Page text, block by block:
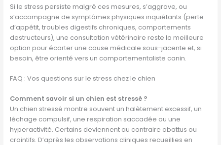
Si le stress persiste malgré ces mesures, s’aggrave, ou
s’accompagne de symptômes physiques inquiétants (perte
d’appétit, troubles digestifs chroniques, comportements
destructeurs), une consultation vétérinaire reste la meilleure
option pour écarter une cause médicale sous-jacente et, si
besoin, être orienté vers un comportementaliste canin.
FAQ : Vos questions sur le stress chez le chien
Comment savoir si un chien est stressé ?
Un chien stressé montre souvent un halètement excessif, un
léchage compulsif, une respiration saccadée ou une
hyperactivité. Certains deviennent au contraire abattus ou
craintifs. D’après les observations cliniques recueillies en